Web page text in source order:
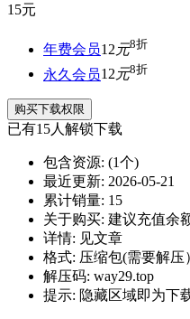
15元
年费会员12 元8折
永久会员12元8折
购买下载权限
已有15人解锁下载
包含资源: (1个)
最近更新: 2026-05-21
累计销量: 15
关于购买: 建议充值余
详情: 见文章
格式: 压缩包(需要解压
解压码: way29.top
提示: 隐藏区域即为下